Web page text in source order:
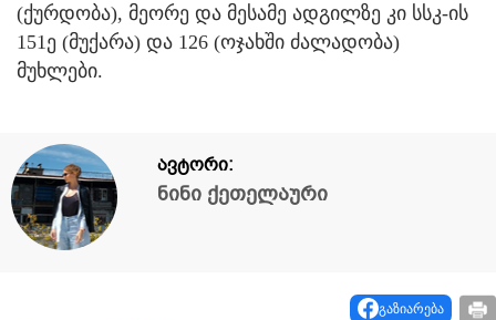
(ქურდობა), მეორე და მესამე ადგილზე კი სსკ-ის
151ე (მუქარა) და 126 (ოჯახში ძალადობა)
მუხლები.
ავტორი:
ნინი ქეთელაური
გაზიარება